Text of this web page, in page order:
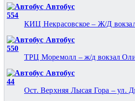
Автобус
554
КИЦ Некрасовское – Ж/Д
Автобус
550
ТРЦ Моремолл – ж/д вокзал
Автобус
44
Ост. Верхняя Лысая Гора – ул.